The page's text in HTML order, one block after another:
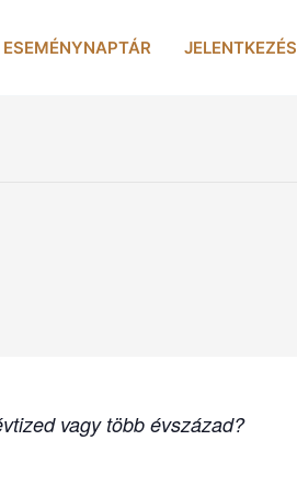
ESEMÉNYNAPTÁR JELENTKEZÉS
vagy több évszázad?